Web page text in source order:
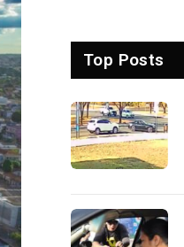
Top Posts